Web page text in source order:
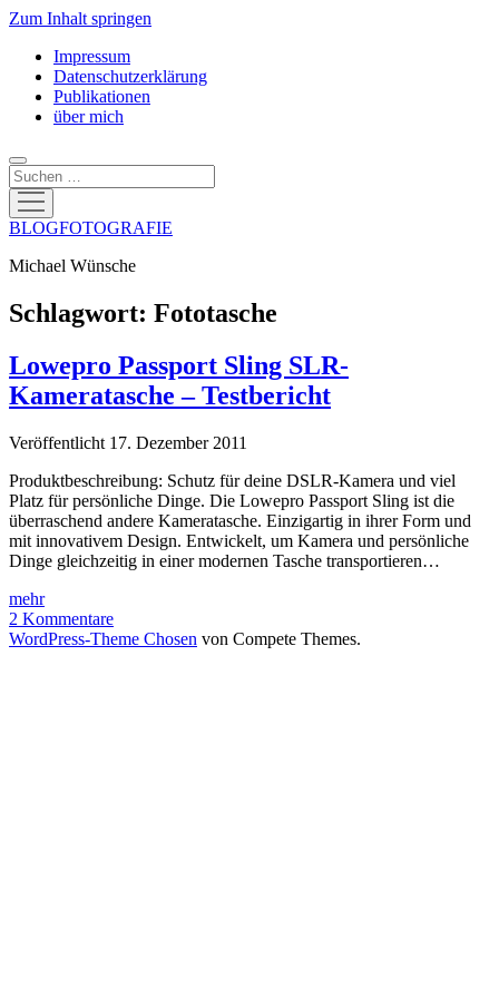
Zum Inhalt springen
Impressum
Datenschutzerklärung
Publikationen
über mich
Suchen
Menü
öffnen
BLOGFOTOGRAFIE
Michael Wünsche
Schlagwort: Fototasche
Lowepro Passport Sling SLR-
Kameratasche – Testbericht
Veröffentlicht 17. Dezember 2011
Produktbeschreibung: Schutz für deine DSLR-Kamera und viel
Platz für persönliche Dinge. Die Lowepro Passport Sling ist die
überraschend andere Kameratasche. Einzigartig in ihrer Form und
mit innovativem Design. Entwickelt, um Kamera und persönliche
Dinge gleichzeitig in einer modernen Tasche transportieren…
mehrLowepro
Passport
Sling
2 Kommentare
WordPress-Theme Chosen von Compete Themes.